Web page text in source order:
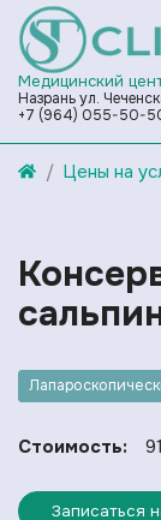
Медицинский
Назрань ул.
+7 (964) 055-50-
Цены на
Стоимость:
Записаться